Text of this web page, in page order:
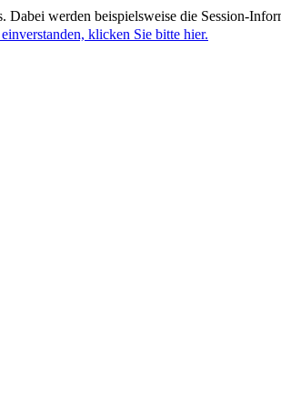
werden beispielsweise die Session-
klicken Sie bitte hier.